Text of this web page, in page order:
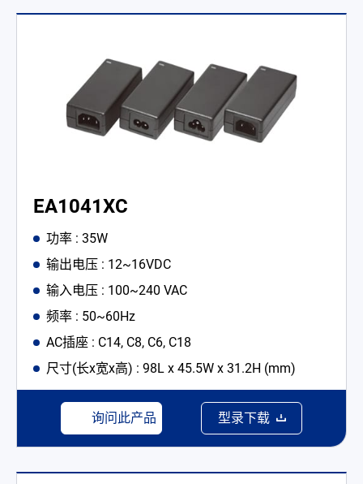
EA1041XC
功率 : 35W
输出电压 : 12~16VDC
输入电压 : 100~240 VAC
频率 : 50~60Hz
AC插座 : C14, C8, C6, C18
尺寸(长x宽x高) : 98L x 45.5W x 31.2H (mm)
询问此产品 型录下载